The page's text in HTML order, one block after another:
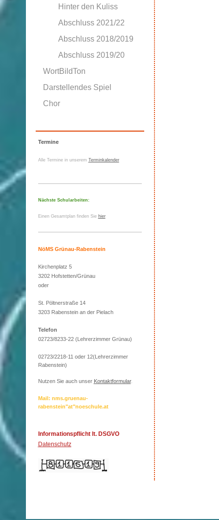
Hinter den Kuliss
Abschluss 2021/22
Abschluss 2018/2019
Abschluss 2019/20
WortBildTon
Darstellendes Spiel
Chor
Termine
Alle Termine in unserem Terminkalender
Nächste Schularbeiten:
Einen Gesamtplan finden Sie hier
NöMS Grünau-Rabenstein
Kirchenplatz 5
3202 Hofstetten/Grünau
oder
St. Pöltnerstraße 14
3203 Rabenstein an der Pielach
Telefon
02723/8233-22 (Lehrerzimmer Grünau)
02723/2218-11 oder 12(Lehrerzimmer
Rabenstein)
Nutzen Sie auch unser Kontaktformular.
Mail: nms.gruenau-
rabenstein"at"noeschule.at
Informationspflicht lt. DSGVO
Datenschutz